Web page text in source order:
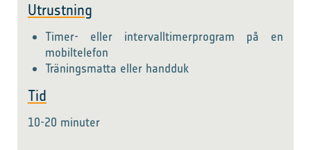
Utrustning
Timer- eller intervalltimerprogram på en
mobiltelefon
Träningsmatta eller handduk
Tid
10-20 minuter